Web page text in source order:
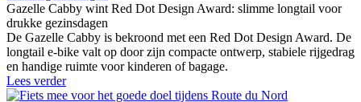
Gazelle Cabby wint Red Dot Design Award: slimme longtail voor
drukke gezinsdagen
De Gazelle Cabby is bekroond met een Red Dot Design Award. De
longtail e-bike valt op door zijn compacte ontwerp, stabiele rijgedrag
en handige ruimte voor kinderen of bagage.
Lees verder